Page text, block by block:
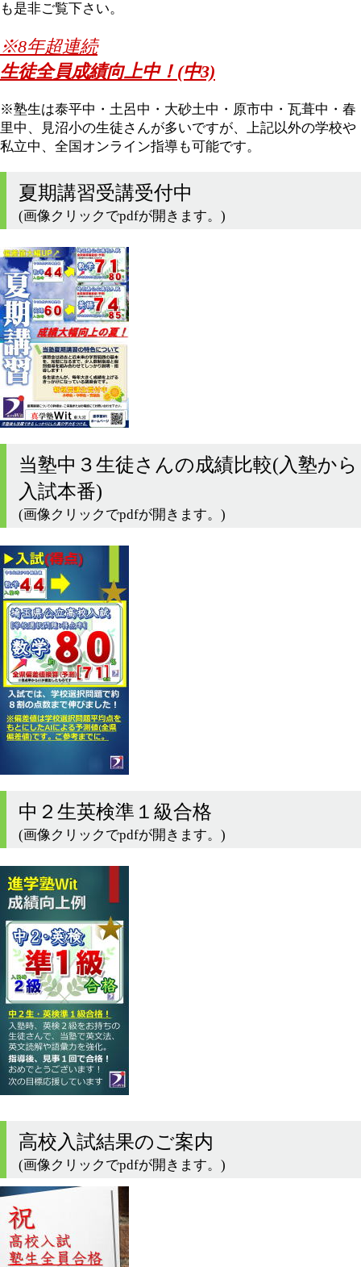
も是非ご覧下さい。
※8年超連続
生徒全員成績向上中！(中3)
※塾生は泰平中・土呂中・大砂土中・原市中・瓦葺中・春
里中、見沼小の生徒さんが多いですが、上記以外の学校や
私立中、全国オンライン指導も可能です。
夏期講習受講受付中
(画像クリックでpdfが開きます。)
当塾中３生徒さんの成績比較(入塾から
入試本番)
(画像クリックでpdfが開きます。)
中２生英検準１級合格
(画像クリックでpdfが開きます。)
高校入試結果のご案内
(画像クリックでpdfが開きます。)